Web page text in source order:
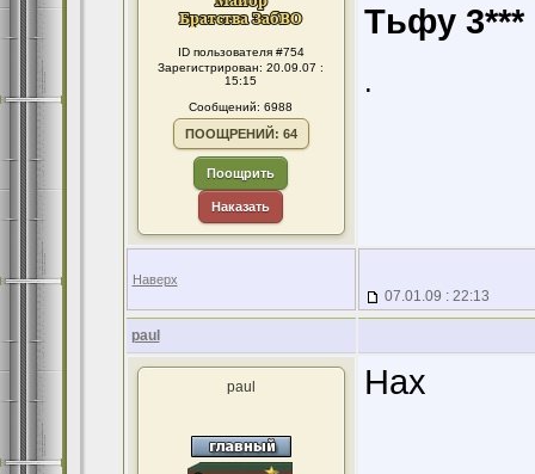
ID пользователя #754
Зарегистрирован: 20.09.07 :
15:15
Сообщений: 6988
ПООЩРЕНИЙ: 64
Поощрить
Наказать
Тьфу 3***
.
Наверх
07.01.09 : 22:13
paul
paul Нах